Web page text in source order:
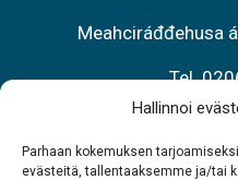
Hallinnoi
Parhaan kokemuksen
evästeitä, tallentaaksemme ja/tai
Meahciráđđehusa
Tel.
Tel.